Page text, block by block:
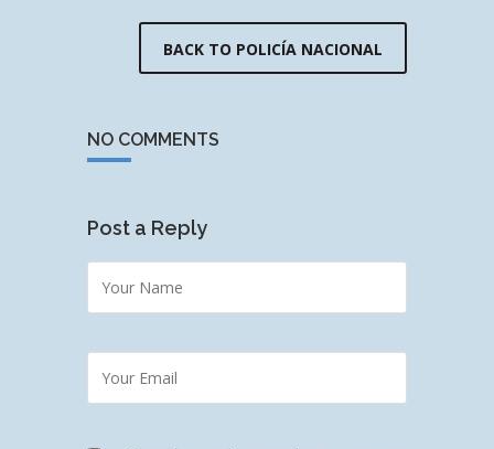
BACK TO POLICÍA NACIONAL
NO COMMENTS
Post a Reply